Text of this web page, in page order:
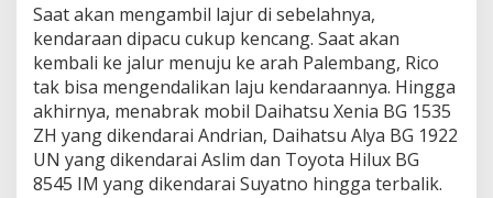
Saat akan mengambil lajur di sebelahnya,
kendaraan dipacu cukup kencang. Saat akan
kembali ke jalur menuju ke arah Palembang, Rico
tak bisa mengendalikan laju kendaraannya. Hingga
akhirnya, menabrak mobil Daihatsu Xenia BG 1535
ZH yang dikendarai Andrian, Daihatsu Alya BG 1922
UN yang dikendarai Aslim dan Toyota Hilux BG
8545 IM yang dikendarai Suyatno hingga terbalik.